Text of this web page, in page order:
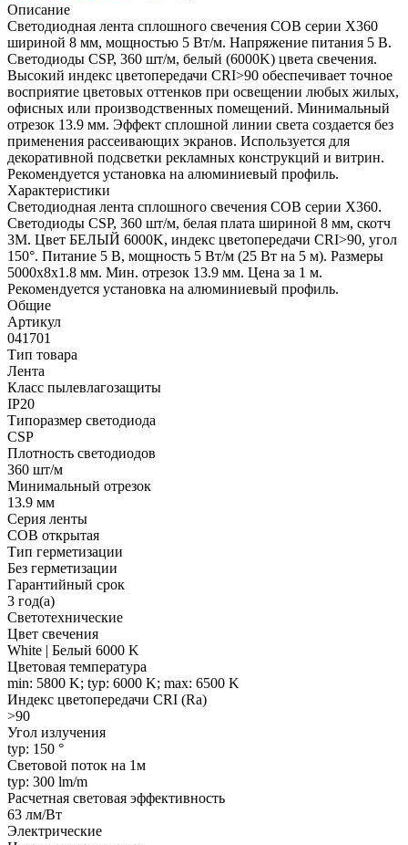
Описание
Светодиодная лента сплошного свечения COB серии X360
шириной 8 мм, мощностью 5 Вт/м. Напряжение питания 5 В.
Светодиоды CSP, 360 шт/м, белый (6000K) цвета свечения.
Высокий индекс цветопередачи CRI>90 обеспечивает точное
восприятие цветовых оттенков при освещении любых жилых,
офисных или производственных помещений. Минимальный
отрезок 13.9 мм. Эффект сплошной линии света создается без
применения рассеивающих экранов. Используется для
декоративной подсветки рекламных конструкций и витрин.
Рекомендуется установка на алюминиевый профиль.
Характеристики
Светодиодная лента сплошного свечения COB серии X360.
Светодиоды CSP, 360 шт/м, белая плата шириной 8 мм, скотч
3M. Цвет БЕЛЫЙ 6000K, индекс цветопередачи CRI>90, угол
150°. Питание 5 В, мощность 5 Вт/м (25 Вт на 5 м). Размеры
5000х8х1.8 мм. Мин. отрезок 13.9 мм. Цена за 1 м.
Рекомендуется установка на алюминиевый профиль.
Общие
Артикул
041701
Тип товара
Лента
Класс пылевлагозащиты
IP20
Типоразмер светодиода
CSP
Плотность светодиодов
360 шт/м
Минимальный отрезок
13.9 мм
Серия ленты
COB открытая
Тип герметизации
Без герметизации
Гарантийный срок
3 год(а)
Светотехнические
Цвет свечения
White | Белый 6000 K
Цветовая температура
min: 5800 K; typ: 6000 K; max: 6500 K
Индекс цветопередачи CRI (Ra)
>90
Угол излучения
typ: 150 °
Световой поток на 1м
typ: 300 lm/m
Расчетная световая эффективность
63 лм/Вт
Электрические